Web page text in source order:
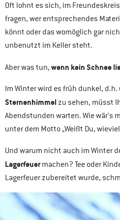
Oft lohnt es sich, im
fragen, wer entsprechendes
könnt oder das womöglich gar
unbenutzt im Keller steht.
Aber was tun, wenn kein Schnee
Im Winter wird es früh dunkel,
Sternenhimmel zu sehen, müsst
Abendstunden warten. Wie wär’s
unter dem Motto „Weißt Du,
Und warum nicht auch im Winter
Lagerfeuermachen? Tee oder
Lagerfeuer zubereitet wurde,